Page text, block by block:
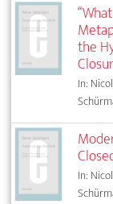
the
In:
In: